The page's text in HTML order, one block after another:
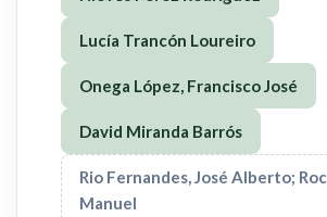
Lucía Trancón Loureiro
Onega López, Francisco José
David Miranda Barrós
Rio Fernandes, José Alberto;
Manuel